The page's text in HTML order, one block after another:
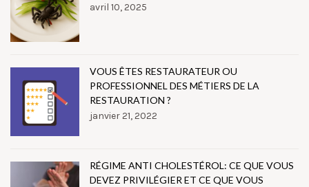
avril 10, 2025
VOUS ÊTES RESTAURATEUR OU
PROFESSIONNEL DES MÉTIERS DE LA
RESTAURATION ?
janvier 21, 2022
RÉGIME ANTI CHOLESTÉROL: CE QUE VOUS
DEVEZ PRIVILÉGIER ET CE QUE VOUS